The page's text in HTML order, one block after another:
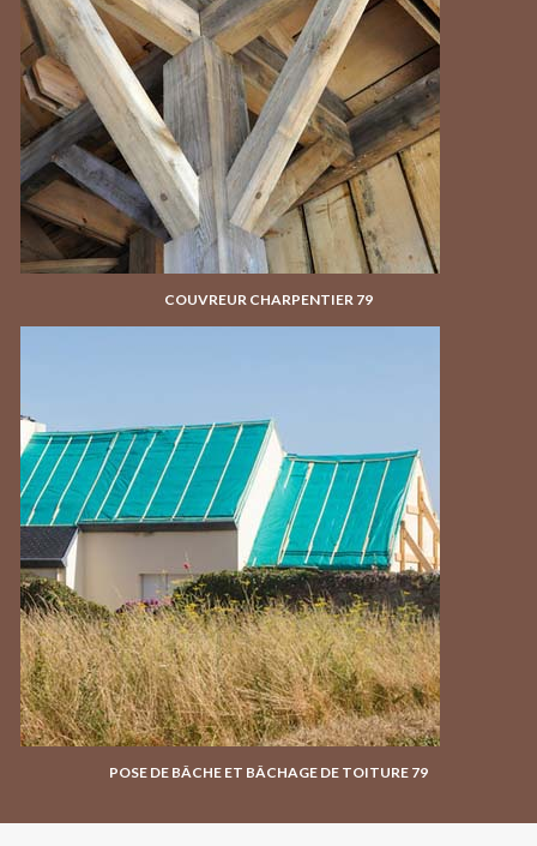
COUVREUR CHARPENTIER 79
POSE DE BÂCHE ET BÂCHAGE DE TOITURE 79